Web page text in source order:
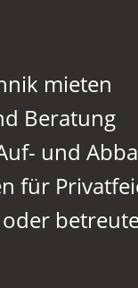
mieten
Beratung
und
für